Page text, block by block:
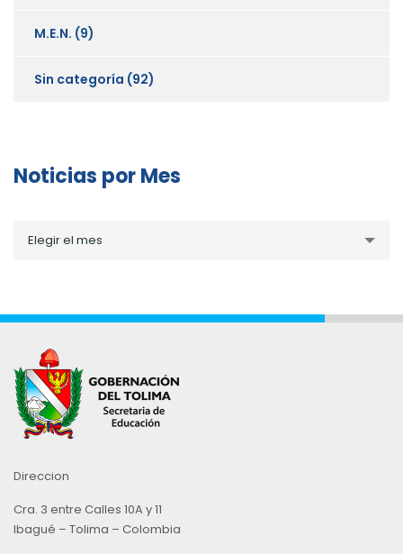
M.E.N. (9)
Sin categoría (92)
Noticias por Mes
porElegir el mes
Direccion
Cra. 3 entre Calles 10A y 11
Ibagué – Tolima – Colombia